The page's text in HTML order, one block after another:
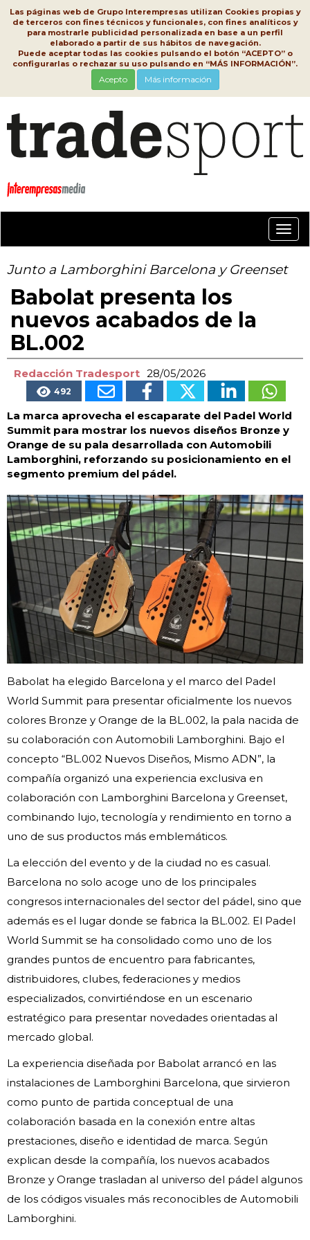
Las páginas web de Grupo Interempresas utilizan Cookies propias y
de terceros con fines técnicos y funcionales, con fines analíticos y
para mostrarle publicidad personalizada en base a un perfil
elaborado a partir de sus hábitos de navegación.
Puede aceptar todas las cookies pulsando el botón “ACEPTO” o
configurarlas o rechazar su uso pulsando en “MÁS INFORMACIÓN”.
Acepto Más información
Junto a Lamborghini Barcelona y Greenset
Babolat presenta los
nuevos acabados de la
BL.002
Redacción Tradesport 28/05/2026
492
La marca aprovecha el escaparate del Padel World
Summit para mostrar los nuevos diseños Bronze y
Orange de su pala desarrollada con Automobili
Lamborghini, reforzando su posicionamiento en el
segmento premium del pádel.
Babolat ha elegido Barcelona y el marco del Padel
World Summit para presentar oficialmente los nuevos
colores Bronze y Orange de la BL.002, la pala nacida de
su colaboración con Automobili Lamborghini. Bajo el
concepto “BL.002 Nuevos Diseños, Mismo ADN”, la
compañía organizó una experiencia exclusiva en
colaboración con Lamborghini Barcelona y Greenset,
combinando lujo, tecnología y rendimiento en torno a
uno de sus productos más emblemáticos.
La elección del evento y de la ciudad no es casual.
Barcelona no solo acoge uno de los principales
congresos internacionales del sector del pádel, sino que
además es el lugar donde se fabrica la BL.002. El Padel
World Summit se ha consolidado como uno de los
grandes puntos de encuentro para fabricantes,
distribuidores, clubes, federaciones y medios
especializados, convirtiéndose en un escenario
estratégico para presentar novedades orientadas al
mercado global.
La experiencia diseñada por Babolat arrancó en las
instalaciones de Lamborghini Barcelona, que sirvieron
como punto de partida conceptual de una
colaboración basada en la conexión entre altas
prestaciones, diseño e identidad de marca. Según
explican desde la compañía, los nuevos acabados
Bronze y Orange trasladan al universo del pádel algunos
de los códigos visuales más reconocibles de Automobili
Lamborghini.